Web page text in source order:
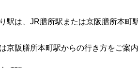
駅は、JR膳所駅または京阪膳所本町
京阪膳所本町駅からの行き方をご案